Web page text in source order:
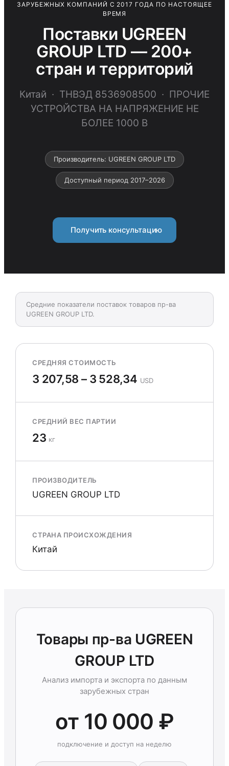
ЗАРУБЕЖНЫХ КОМПАНИЙ С 2017 ГОДА ПО НАСТОЯЩЕЕ
ВРЕМЯ
Поставки UGREEN
GROUP LTD — 200+
стран и территорий
Китай · ТНВЭД 8536908500 · ПРОЧИЕ
УСТРОЙСТВА НА НАПРЯЖЕНИЕ НЕ
БОЛЕЕ 1000 В
Производитель: UGREEN GROUP LTD
Доступный период 2017–2026
Получить консультацию
Средние показатели поставок товаров пр-ва
UGREEN GROUP LTD.
СРЕДНЯЯ СТОИМОСТЬ
3 207,58 – 3 528,34 USD
СРЕДНИЙ ВЕС ПАРТИИ
23 кг
ПРОИЗВОДИТЕЛЬ
UGREEN GROUP LTD
СТРАНА ПРОИСХОЖДЕНИЯ
Китай
Товары пр-ва UGREEN
GROUP LTD
Анализ импорта и экспорта по данным
зарубежных стран
от 10 000 ₽
подключение и доступ на неделю